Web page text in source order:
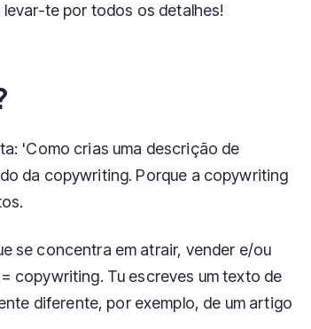
te por todos os detalhes!
'Como crias uma descrição de
da copywriting. Porque a copywriting
se concentra em atrair, vender e/ou
copywriting. Tu escreves um texto de
diferente, por exemplo, de um artigo